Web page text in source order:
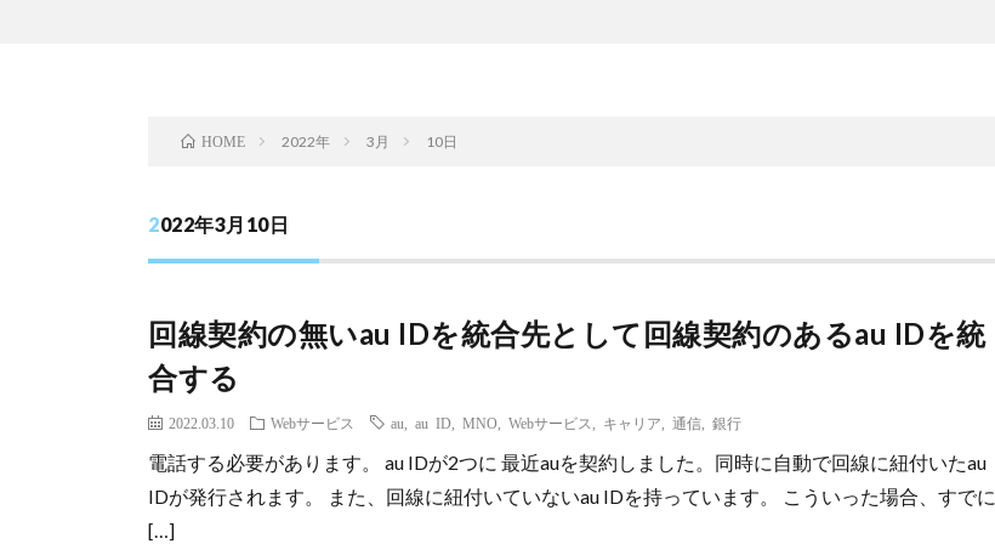
HOME 2022年 3月 10日
2022年3月10日
回線契約の無いau IDを統合先として回線契約のあるau IDを統
合する
2022.03.10 Webサービス au au ID MNO Webサービス キャリア 通信 銀行
電話する必要があります。 au IDが2つに 最近auを契約しました。同時に自動で回線に紐付いたau
IDが発行されます。 また、回線に紐付いていないau IDを持っています。 こういった場合、すでに
[…]